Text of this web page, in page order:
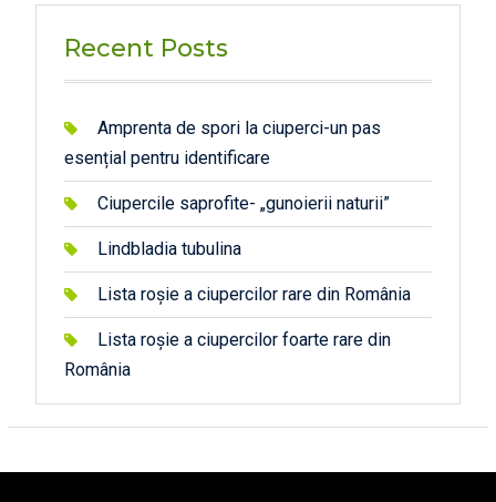
Recent Posts
Amprenta de spori la ciuperci-un pas
esențial pentru identificare
Ciupercile saprofite- „gunoierii naturii”
Lindbladia tubulina
Lista roșie a ciupercilor rare din România
Lista roșie a ciupercilor foarte rare din
România